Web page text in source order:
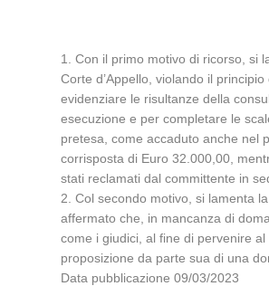
1. Con il primo motivo di ricorso, si
Corte d’Appello, violando il
evidenziare le risultanze della
esecuzione e per completare le
pretesa, come accaduto anche nel
corrisposta di Euro 32.000,00,
stati reclamati dal committente in
2. Col secondo motivo, si lamenta
affermato che, in mancanza di
come i giudici, al fine di pervenire
proposizione da parte sua di una
Data pubblicazione 09/03/2023